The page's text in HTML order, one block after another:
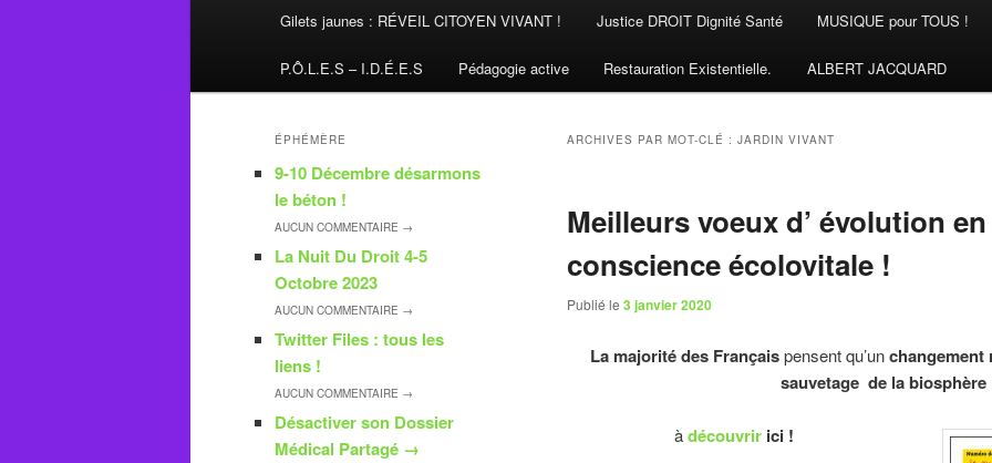
Gilets jaunes : RÉVEIL CITOYEN VIVANT ! Justice DROIT Dignité Santé MUSIQUE pour TOUS !
P.Ô.L.E.S – I.D.É.E.S Pédagogie active Restauration Existentielle. ALBERT JACQUARD
ARCHIVES PAR MOT-CLÉ : JARDIN VIVANT
Meilleurs voeux d’ évolution en
conscience écolovitale !
Publié le 3 janvier 2020
La majorité des Françaispensent qu’unchangement
sauvetage de la biosphère
àdécouvrir ici !
ÉPHÉMÈRE
9-10 Décembre désarmons
le béton !
AUCUN COMMENTAIRE →
La Nuit Du Droit 4-5
Octobre 2023
AUCUN COMMENTAIRE →
Twitter Files : tous les
liens !
AUCUN COMMENTAIRE →
Désactiver son Dossier
Médical Partagé →